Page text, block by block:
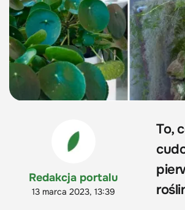
Redakcja portalu
13 marca 2023, 13:39
To,